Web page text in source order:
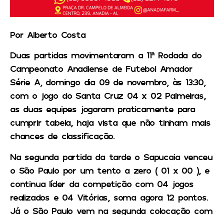
Por Alberto Costa
Duas partidas movimentaram a 11ª Rodada do
Campeonato Anadiense de Futebol Amador
Série A, domingo dia 09 de novembro, às 13:30,
com o jogo do Santa Cruz 04 x 02 Palmeiras,
as duas equipes jogaram praticamente para
cumprir tabela, haja vista que não tinham mais
chances de classificação.
Na segunda partida da tarde o Sapucaia venceu
o São Paulo por um tento a zero ( 01 x 00 ), e
continua líder da competição com 04 jogos
realizados e 04 Vitórias, soma agora 12 pontos.
Já o São Paulo vem na segunda colocação com